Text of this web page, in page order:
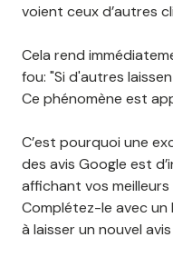
voient ceux d’autres
Cela rend
fou: "Si d'autres
Ce phénomène est
C’est pourquoi une
des avis Google est
affichant vos
Complétez-le avec
à laisser un nouvel